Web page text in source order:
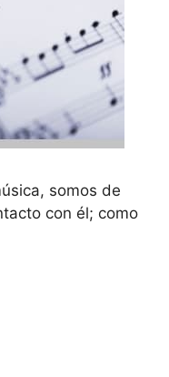
somos de
con él; como